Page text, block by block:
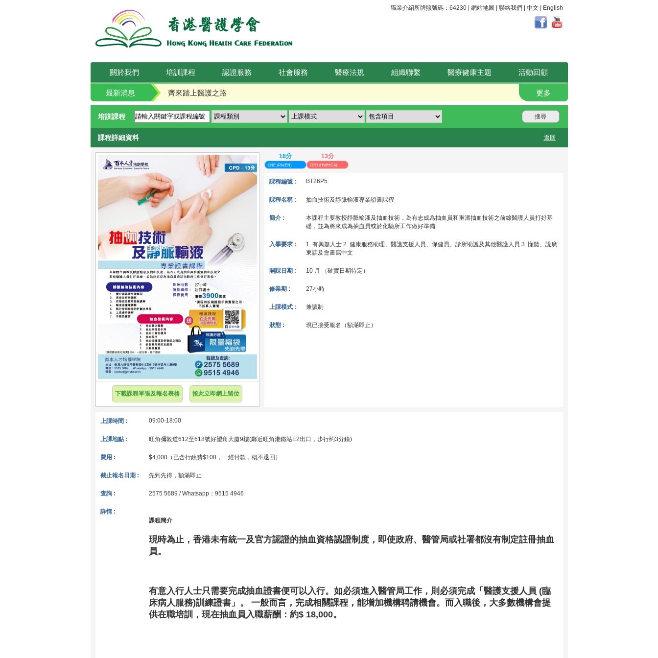
職業介紹所牌照號碼：64230 | 網站地圖 聯絡我們 中文 English
關於我們 培訓課程 認證服務 社會服務 醫療法規 組織聯繫 醫療健康主題 活動回顧
最新消息 齊來踏上醫護之路 職安健。 好心晴
更多
培訓課程 搜尋
課程詳細資料 返回
下載課程單張及報名表格 按此立即網上留位
18分
CNE (RN/EN)
13分
CPD (HW/HCA)
課程編號 : BT26P5
課程名稱 : 抽血技術及靜脈輸液專業證書課程
簡介 :
本課程主要教授靜脈輸液及抽血技術，為有志成為抽血員和重溫抽血技術之前線醫護人員打好基
礎，並為將來成為抽血員或於化驗所工作做好準備
入學要求 :
1. 有興趣人士 2. 健康服務助理、醫護支援人員、保健員、診所助護及其他醫護人員 3. 懂聽、說廣
東話及會書寫中文
開課日期 : 10 月 （確實日期待定）
修業期 : 27小時
上課模式 : 兼讀制
狀態 : 現已接受報名（額滿即止）
上課時間 : 09:00-18:00
上課地點 : 旺角彌敦道612至618號好望角大廈9樓(鄰近旺角港鐵站E2出口，步行約3分鐘)
費用 : $4,000（已含行政費$100，一經付款，概不退回）
截止報名日期 : 先到先得，額滿即止
查詢 : 2575 5689 / Whatsapp：9515 4946
詳情 :
課程簡介
現時為止，香港未有統一及官方認證的抽血資格認證制度，即使政府、醫管局或社署都沒有制定註冊抽血
員。
有意入行人士只需要完成抽血證書便可以入行。如必須進入醫管局工作，則必須完成「醫護支援人員 (臨
床病人服務)訓練證書」。
一般而言，完成相關課程，能增加機構聘請機會。而入職後，大多數機構會提
供在職培訓，現在抽血員入職薪酬：約$ 18,000。